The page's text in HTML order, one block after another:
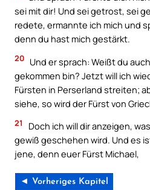
sei mit dir! Und sei getrost, sei
redete, ermannte ich mich und
denn du hast mich gestärkt.
20 Und er sprach: Weißt du
gekommen bin? Jetzt will ich
Fürsten in Perserland streiten;
siehe, so wird der Fürst von
21
Doch ich will dir anzeigen,
gewiß geschehen wird. Und es
jene, denn euer Fürst Michael,
◄ Vorheriges Kapitel